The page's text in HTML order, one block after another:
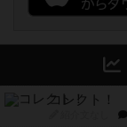
コレクト！